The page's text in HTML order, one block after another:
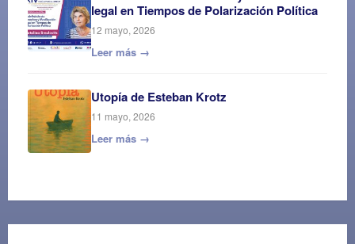
legal en Tiempos de Polarización Política
12 mayo, 2026
Leer más →
Utopía de Esteban Krotz
11 mayo, 2026
Leer más →